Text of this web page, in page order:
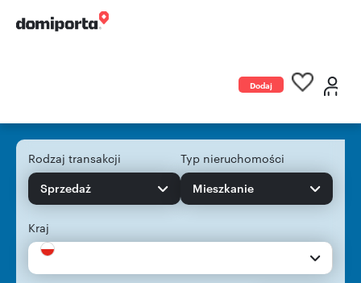
Dodaj
Rodzaj transakcji
Sprzedaż
Typ nieruchomości
Mieszkanie
Kraj